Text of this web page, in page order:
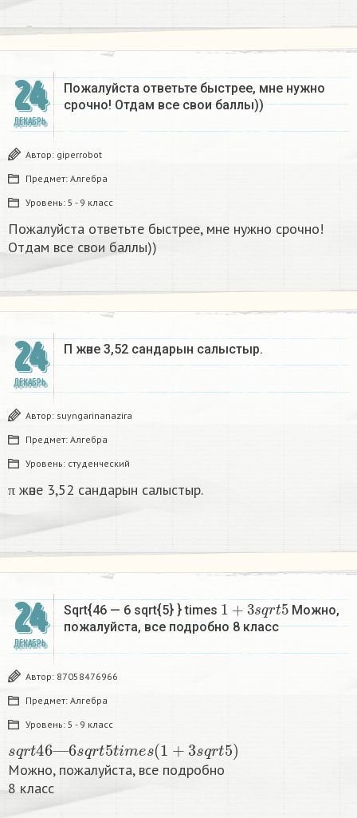
24
ДЕКАБРЬ
Пожалуйста ответьте быстрее, мне нужно
срочно! Отдам все свои баллы))
Автор: giperrobot
Предмет: Алгебра
Уровень: 5 - 9 класс
Пожалуйста ответьте быстрее, мне нужно срочно!
Отдам все свои баллы))
24
ДЕКАБРЬ
Π және 3,52 сандарын салыстыр. ​
Автор: suyngarinanazira
Предмет: Алгебра
Уровень: студенческий
π және 3,52 сандарын салыстыр.
24
ДЕКАБРЬ
Sqrt{46 — 6 sqrt{5} } times
1+3sqrt5
Можно,
пожалуйста, все подробно 8 класс​
Автор: 87058476966
Предмет: Алгебра
Уровень: 5 - 9 класс
46 6 5 (1 sq )
Можно, пожалуйста, все подробно
8 класс​